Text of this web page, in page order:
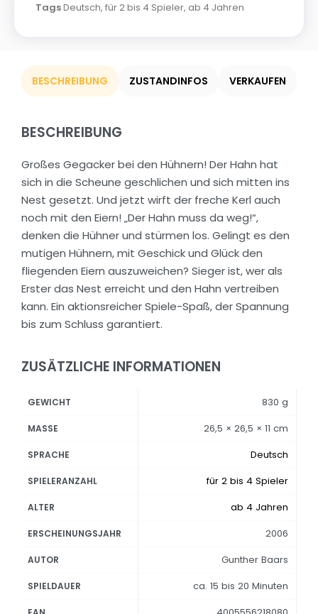
TagsDeutsch, für 2 bis 4 Spieler, ab 4 Jahren
BESCHREIBUNG ZUSTANDINFOS VERKAUFEN
BESCHREIBUNG
Großes Gegacker bei den Hühnern! Der Hahn hat
sich in die Scheune geschlichen und sich mitten ins
Nest gesetzt. Und jetzt wirft der freche Kerl auch
noch mit den Eiern! „Der Hahn muss da weg!“,
denken die Hühner und stürmen los. Gelingt es den
mutigen Hühnern, mit Geschick und Glück den
fliegenden Eiern auszuweichen? Sieger ist, wer als
Erster das Nest erreicht und den Hahn vertreiben
kann. Ein aktionsreicher Spiele-Spaß, der Spannung
bis zum Schluss garantiert.
ZUSÄTZLICHE INFORMATIONEN
GEWICHT 830 g
MASSE 26,5 × 26,5 × 11 cm
SPRACHE Deutsch
SPIELERANZAHL für 2 bis 4 Spieler
ALTER ab 4 Jahren
ERSCHEINUNGSJAHR 2006
AUTOR Gunther Baars
SPIELDAUER ca. 15 bis 20 Minuten